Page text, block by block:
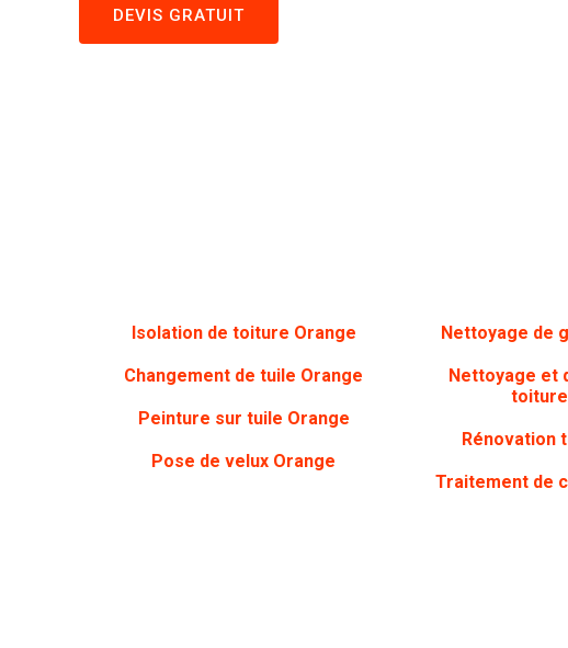
DEVIS GRATUIT
Isolation de toiture Orange
Changement de tuile Orange
Peinture sur tuile Orange
Pose de velux Orange
Nettoyage de
Nettoyage et
Rénovation
Traitement de